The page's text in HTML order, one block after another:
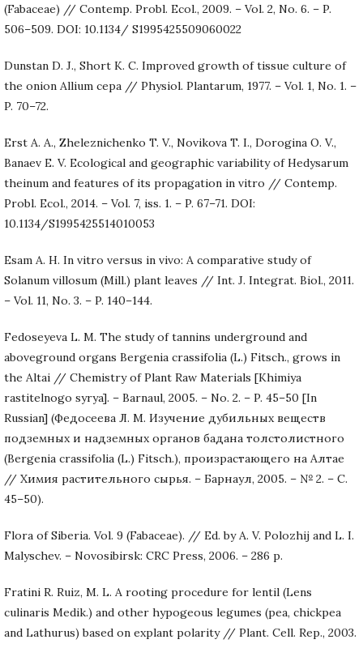
(Fabaceae) // Contemp. Probl. Ecol., 2009. – Vol. 2, No. 6. – P.
506–509. DOI: 10.1134/ S1995425509060022
Dunstan D. J., Short K. C. Improved growth of tissue culture of
the onion Allium cepa // Physiol. Plantarum, 1977. – Vol. 1, No. 1. –
P. 70–72.
Erst A. A., Zheleznichenko T. V., Novikova T. I., Dorogina O. V.,
Banaev E. V. Ecological and geographic variability of Hedysarum
theinum and features of its propagation in vitro // Contemp.
Probl. Ecol., 2014. – Vol. 7, iss. 1. – P. 67–71. DOI:
10.1134/S1995425514010053
Esam A. H. In vitro versus in vivo: A comparative study of
Solanum villosum (Mill.) plant leaves // Int. J. Integrat. Biol., 2011.
– Vol. 11, No. 3. – P. 140–144.
Fedoseyeva L. M. The study of tannins underground and
aboveground organs Bergenia crassifolia (L.) Fitsch., grows in
the Altai // Chemistry of Plant Raw Materials [Khimiya
rastitelnogo syrya]. – Barnaul, 2005. – No. 2. – P. 45–50 [In
Russian] (Федосеева Л. М. Изучение дубильных веществ
подземных и надземных органов бадана толстолистного
(Bergenia crassifolia (L.) Fitsch.), произрастающего на Алтае
// Химия растительного сырья. – Барнаул, 2005. – № 2. – С.
45–50).
Flora of Siberia. Vol. 9 (Fabaceae). // Ed. by A. V. Polozhij and L. I.
Malyschev. – Novosibirsk: CRC Press, 2006. – 286 p.
Fratini R. Ruiz, M. L. A rooting procedure for lentil (Lens
culinaris Medik.) and other hypogeous legumes (pea, chickpea
and Lathurus) based on explant polarity // Plant. Cell. Rep., 2003.